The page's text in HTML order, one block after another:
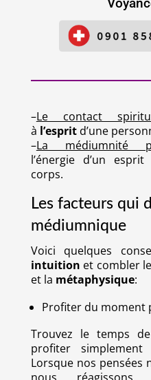
–Le contact
à l’espritd’une
–La médiumnité
l’énergie d’un
corps.
Les facteurs qui
médiumnique
Voici quelques
intuition et combler
et la métaphysique:
Profiter du moment
Trouvez le temps
profiter
Lorsque nos pensées